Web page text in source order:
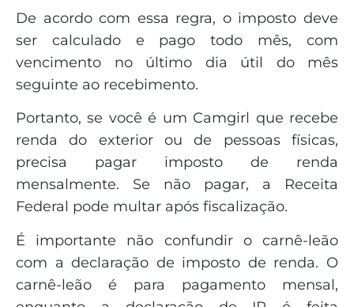
De acordo com essa regra, o imposto deve
ser calculado e pago todo mês, com
vencimento no último dia útil do mês
seguinte ao recebimento.
Portanto, se você é um Camgirl que recebe
renda do exterior ou de pessoas físicas,
precisa pagar imposto de renda
mensalmente. Se não pagar, a Receita
Federal pode multar após fiscalização.
É importante não confundir o carnê-leão
com a declaração de imposto de renda. O
carnê-leão é para pagamento mensal,